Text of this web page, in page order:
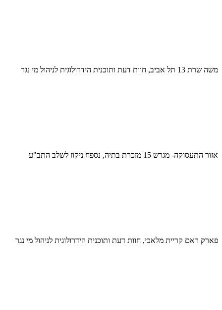
משה שרת 13 תל אביב, חוות דעת ותוכנית הידרולוגית לניהול מי נגר
אזור התעסוקה- מגרש 15 מזכרת בתיה, נספח ניקוז לשלב התב"ע
פארק ראם קריית מלאכי, חוות דעת ותוכנית הידרולוגית לניהול מי נגר